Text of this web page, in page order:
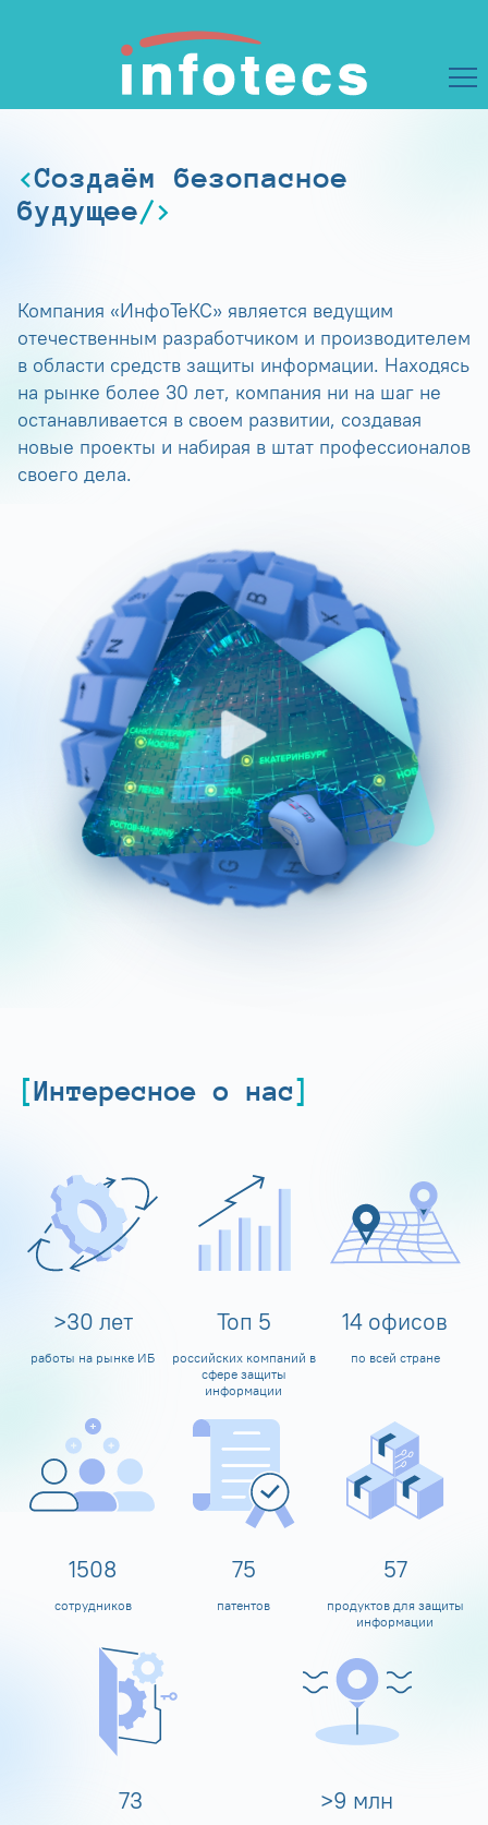
Создаём безопасное
будущее
Компания «ИнфоТеКС» является ведущим
отечественным разработчиком и производителем
в области средств защиты информации. Находясь
на рынке более 30 лет, компания ни на шаг не
останавливается в своем развитии, создавая
новые проекты и набирая в штат профессионалов
своего дела.
Интересное о нас
>30 лет
работы на рынке ИБ
Топ 5
российских компаний в
сфере защиты
информации
14 офисов
по всей стране
1600
сотрудников
80
патентов
60
продуктов для защиты
информации
80 >10 млн